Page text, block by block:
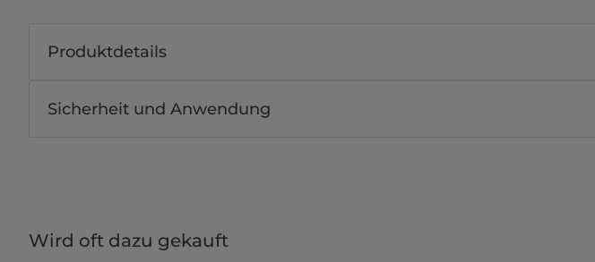
Produktdetails
Sicherheit und Anwendung
Wird oft dazu gekauft